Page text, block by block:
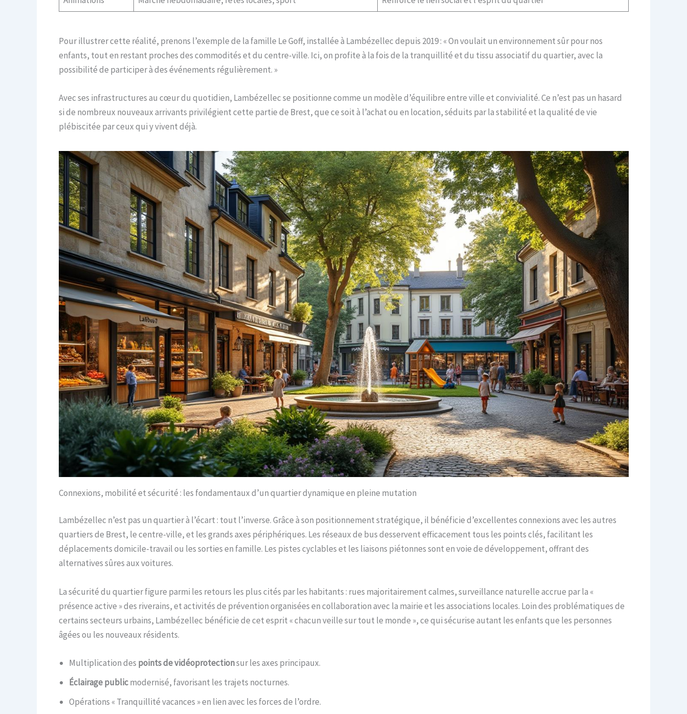
Pour illustrer cette réalité, prenons l’exemple de la famille Le Goff, installée à Lambézellec depuis 2019 : « On voulait un environnement sûr pour nos
enfants, tout en restant proches des commodités et du centre-ville. Ici, on profite à la fois de la tranquillité et du tissu associatif du quartier, avec la
possibilité de participer à des événements régulièrement. »
Avec ses infrastructures au cœur du quotidien, Lambézellec se positionne comme un modèle d’équilibre entre ville et convivialité. Ce n’est pas un hasard
si de nombreux nouveaux arrivants privilégient cette partie de Brest, que ce soit à l’achat ou en location, séduits par la stabilité et la qualité de vie
plébiscitée par ceux qui y vivent déjà.
Connexions, mobilité et sécurité : les fondamentaux d’un quartier dynamique en pleine mutation
Lambézellec n’est pas un quartier à l’écart : tout l’inverse. Grâce à son positionnement stratégique, il bénéficie d’excellentes connexions avec les autres
quartiers de Brest, le centre-ville, et les grands axes périphériques. Les réseaux de bus desservent efficacement tous les points clés, facilitant les
déplacements domicile-travail ou les sorties en famille. Les pistes cyclables et les liaisons piétonnes sont en voie de développement, offrant des
alternatives sûres aux voitures.
La sécurité du quartier figure parmi les retours les plus cités par les habitants : rues majoritairement calmes, surveillance naturelle accrue par la «
présence active » des riverains, et activités de prévention organisées en collaboration avec la mairie et les associations locales. Loin des problématiques de
certains secteurs urbains, Lambézellec bénéficie de cet esprit « chacun veille sur tout le monde », ce qui sécurise autant les enfants que les personnes
âgées ou les nouveaux résidents.
Multiplication des points de vidéoprotectionsur les axes principaux.
Éclairage publicmodernisé, favorisant les trajets nocturnes.
Opérations « Tranquillité vacances » en lien avec les forces de l’ordre.